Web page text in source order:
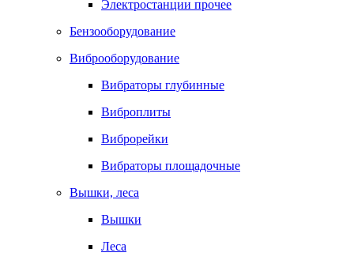
Электростанции прочее
Бензооборудование
Виброоборудование
Вибраторы глубинные
Виброплиты
Виброрейки
Вибраторы площадочные
Вышки, леса
Вышки
Леса